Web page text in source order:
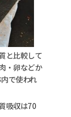
と比較して
・卵などか
で使われ
吸収は70